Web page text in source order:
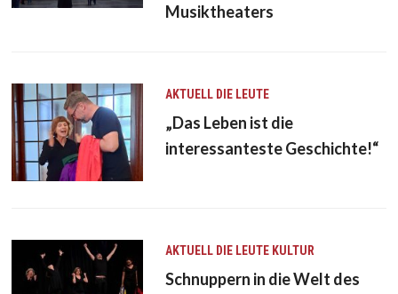
Musiktheaters
AKTUELL DIE LEUTE
„Das Leben ist die
interessanteste Geschichte!“
AKTUELL DIE LEUTE KULTUR
Schnuppern in die Welt des